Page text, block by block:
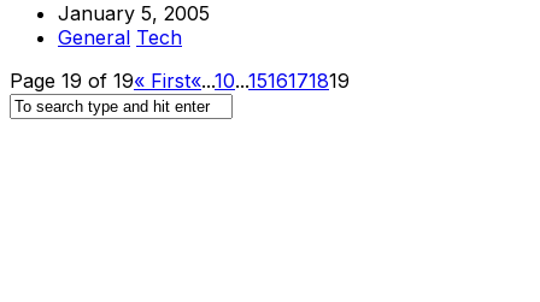
January 5, 2005
General Tech
Page 19 of 19« First«...10...1516171819